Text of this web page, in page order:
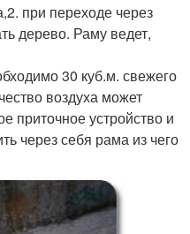
при переходе через
дерево. Раму ведет,
30 куб.м. свежего
воздуха может
приточное устройство и
через себя рама из чего